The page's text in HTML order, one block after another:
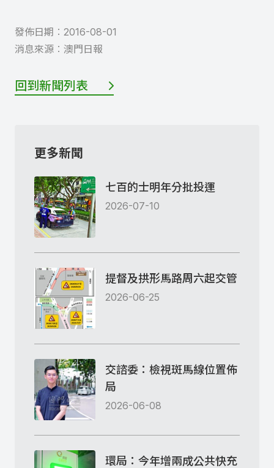
發佈日期︰ 2016-08-01
消息來源︰ 澳門日報
回到新聞列表
更多新聞
七百的士明年分批投運
2026-07-10
提督及拱形馬路周六起交管
2026-06-25
交諮委：檢視斑馬線位置佈
局
2026-06-08
環局：今年增兩成公共快充